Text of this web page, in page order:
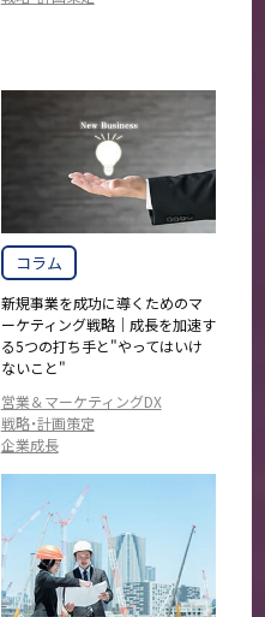
コラム
新規事業を成功に導くためのマ
ーケティング戦略｜成長を加速す
る5つの打ち手と"やってはいけ
ないこと"
営業＆マーケティングDX
戦略・計画策定
企業成長